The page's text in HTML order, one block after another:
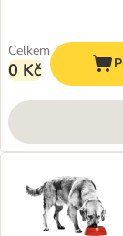
Celkem
0 Kč